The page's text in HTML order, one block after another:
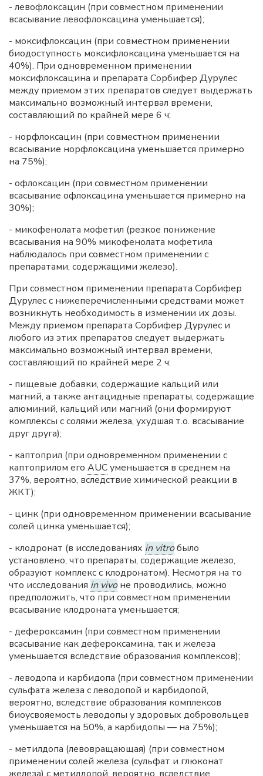
- левофлоксацин (при совместном применении
всасывание левофлоксацина уменьшается);
- моксифлоксацин (при совместном применении
биодоступность моксифлоксацина уменьшается на
40%). При одновременном применении
моксифлоксацина и препарата Сорбифер Дурулес
между приемом этих препаратов следует выдержать
максимально возможный интервал времени,
составляющий по крайней мере 6 ч;
- норфлоксацин (при совместном применении
всасывание норфлоксацина уменьшается примерно
на 75%);
- офлоксацин (при совместном применении
всасывание офлоксацина уменьшается примерно на
30%);
- микофенолата мофетил (резкое понижение
всасывания на 90% микофенолата мофетила
наблюдалось при совместном применении с
препаратами, содержащими железо).
При совместном применении препарата Сорбифер
Дурулес с нижеперечисленными средствами может
возникнуть необходимость в изменении их дозы.
Между приемом препарата Сорбифер Дурулес и
любого из этих препаратов следует выдержать
максимально возможный интервал времени,
составляющий по крайней мере 2 ч:
- пищевые добавки, содержащие кальций или
магний, а также антацидные препараты, содержащие
алюминий, кальций или магний (они формируют
комплексы с солями железа, ухудшая т.о. всасывание
друг друга);
- каптоприл (при одновременном применении с
каптоприлом его AUCуменьшается в среднем на
37%, вероятно, вследствие химической реакции в
ЖКТ);
- цинк (при одновременном применении всасывание
солей цинка уменьшается);
- клодронат (в исследованиях in vitroбыло
установлено, что препараты, содержащие железо,
образуют комплекс с клодронатом). Несмотря на то
что исследования in vivoне проводились, можно
предположить, что при совместном применении
всасывание клодроната уменьшается;
- дефероксамин (при совместном применении
всасывание как дефероксамина, так и железа
уменьшается вследствие образования комплексов);
- леводопа и карбидопа (при совместном применении
сульфата железа с леводопой и карбидопой,
вероятно, вследствие образования комплексов
биоусвояемость леводопы у здоровых добровольцев
уменьшается на 50%, а карбидопы — на 75%);
- метилдопа (левовращающая) (при совместном
применении солей железа (сульфат и глюконат